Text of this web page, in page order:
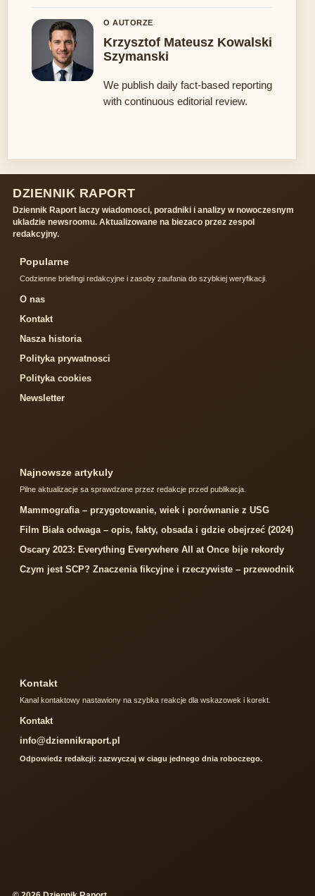
O AUTORZE
Krzysztof Mateusz Kowalski
Szymanski
We publish daily fact-based reporting
with continuous editorial review.
DZIENNIK RAPORT
Dziennik Raport laczy wiadomosci, poradniki i analizy w nowoczesnym
ukladzie newsroomu. Aktualizowane na biezaco przez zespol
redakcyjny.
Popularne
Codzienne briefingi redakcyjne i zasoby zaufania do szybkiej weryfikacji.
O nas
Kontakt
Nasza historia
Polityka prywatnosci
Polityka cookies
Newsletter
Najnowsze artykuly
Pilne aktualizacje sa sprawdzane przez redakcje przed publikacja.
Mammografia – przygotowanie, wiek i porównanie z USG
Film Biała odwaga – opis, fakty, obsada i gdzie obejrzeć (2024)
Oscary 2023: Everything Everywhere All at Once bije rekordy
Czym jest SCP? Znaczenia fikcyjne i rzeczywiste – przewodnik
Kontakt
Kanal kontaktowy nastawiony na szybka reakcje dla wskazowek i korekt.
Kontakt
info@dziennikraport.pl
Odpowiedz redakcji: zazwyczaj w ciagu jednego dnia roboczego.